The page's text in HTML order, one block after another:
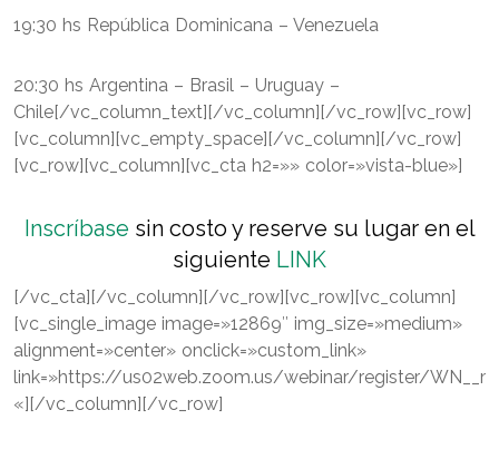
19:30 hs República Dominicana – Venezuela
20:30 hs Argentina – Brasil – Uruguay –
Chile[/vc_column_text][/vc_column][/vc_row][vc_row]
[vc_column][vc_empty_space][/vc_column][/vc_row]
[vc_row][vc_column][vc_cta h2=»» color=»vista-blue»]
Inscríbase sin costo y reserve su lugar en el
siguiente LINK
[/vc_cta][/vc_column][/vc_row][vc_row][vc_column]
[vc_single_image image=»12869″ img_size=»medium»
alignment=»center» onclick=»custom_link»
link=»https://us02web.zoom.us/webinar/register/
«][/vc_column][/vc_row]